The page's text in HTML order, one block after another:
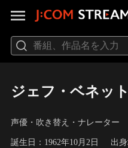
ジェフ・ベネット
声優・吹き替え・ナレーター
誕生日：1962年10月2日
出